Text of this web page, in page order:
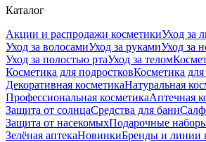
Каталог
Акции и распродажи косметикиУход за
Уход за волосамиУход за рукамиУход за
Уход за полостью ртаУход за телом
Косметика для подростковКосметика
Декоративная косметикаНатуральная
Профессиональная косметикаАптечная
Защита от солнцаСредства для бани
Защита от насекомыхПодарочные
Зелёная аптекаНовинкиБренды и линии